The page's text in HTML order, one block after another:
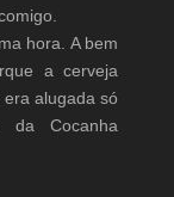
hora. A bem
a cerveja
alugada só
Cocanha